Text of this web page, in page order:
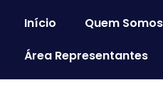
Início Quem Somos
Área Representantes